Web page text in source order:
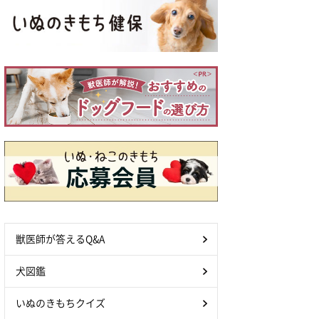
獣医師が答えるQ&A
犬図鑑
いぬのきもちクイズ